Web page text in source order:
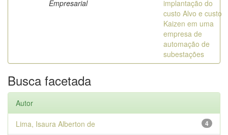
Empresarial
implantação do
custo Alvo e custo
Kaizen em uma
empresa de
automação de
subestações
Busca facetada
Autor
4
Lima, Isaura Alberton de